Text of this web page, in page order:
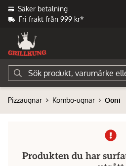
Säker betalning
Fri frakt från 999 kr*
Pizzaugnar Kombo-ugnar Ooni
Produkten du har